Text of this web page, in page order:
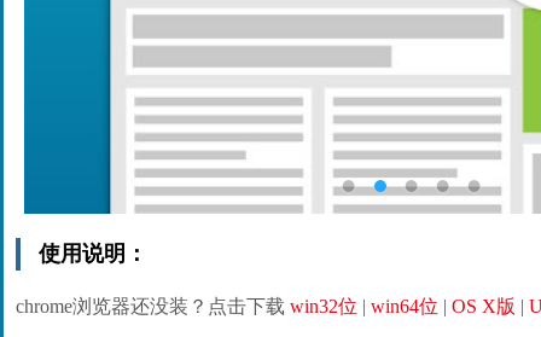
使用说明：
chrome浏览器还没装？点击下载 win32位 | win64位 | OS X版 |